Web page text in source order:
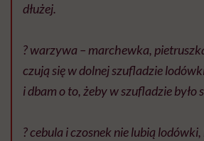
dłużej. ⠀
? warzywa – marchewka,
czują się w dolnej szufladzie
i dbam o to, żeby w szufladzie było
? cebula i czosnek nie lubią